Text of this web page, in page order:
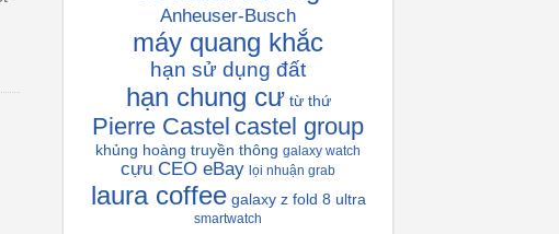
Anheuser-Busch
máy quang khắc
hạn sử dụng đất
hạn chung cư từ thứ
Pierre Castel castel group
khủng hoàng truyền thông galaxy watch
cựu CEO eBay lọi nhuận grab
laura coffee galaxy z fold 8 ultra
smartwatch